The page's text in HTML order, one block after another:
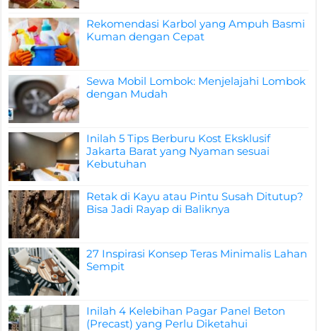
Rekomendasi Karbol yang Ampuh Basmi
Kuman dengan Cepat
Sewa Mobil Lombok: Menjelajahi Lombok
dengan Mudah
Inilah 5 Tips Berburu Kost Eksklusif
Jakarta Barat yang Nyaman sesuai
Kebutuhan
Retak di Kayu atau Pintu Susah Ditutup?
Bisa Jadi Rayap di Baliknya
27 Inspirasi Konsep Teras Minimalis Lahan
Sempit
Inilah 4 Kelebihan Pagar Panel Beton
(Precast) yang Perlu Diketahui